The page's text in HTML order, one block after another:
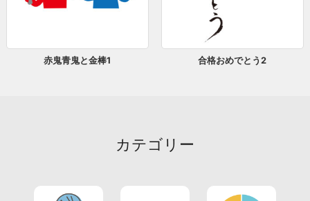
赤鬼青鬼と金棒1 合格おめでとう2
カテゴリー